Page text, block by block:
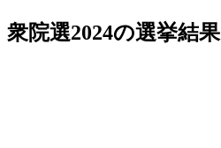
衆院選2024の選挙結果